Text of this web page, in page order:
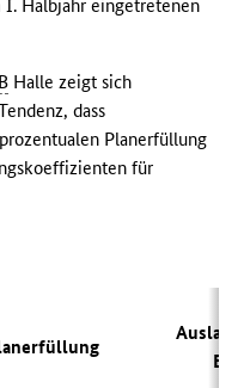
Halbjahr eingetretenen
Halle zeigt sich
dass
Planerfüllung
für